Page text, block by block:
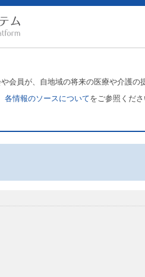
会員が、自地域の将来の医療や介護
各情報のソースについてをご参照くださ